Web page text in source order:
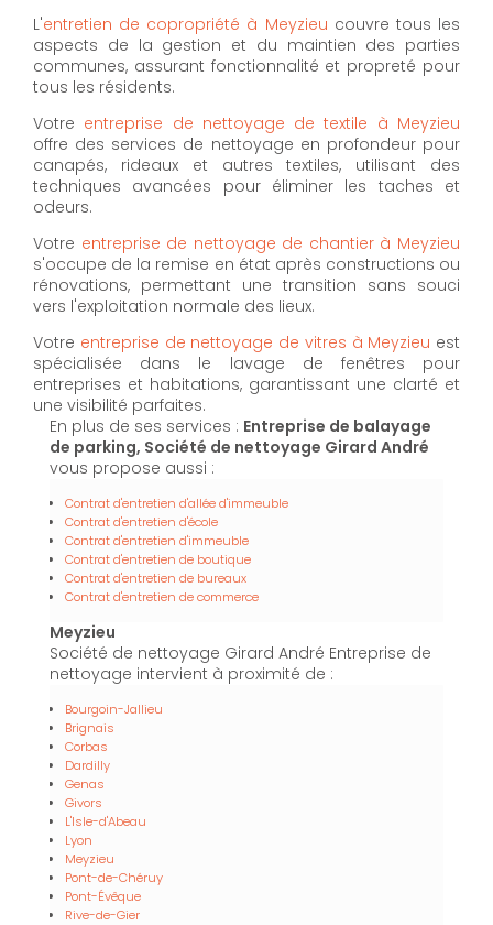
L'entretien de copropriété à Meyzieu couvre tous les
aspects de la gestion et du maintien des parties
communes, assurant fonctionnalité et propreté pour
tous les résidents.
Votre entreprise de nettoyage de textile à Meyzieu
offre des services de nettoyage en profondeur pour
canapés, rideaux et autres textiles, utilisant des
techniques avancées pour éliminer les taches et
odeurs.
Votre entreprise de nettoyage de chantier à Meyzieu
s'occupe de la remise en état après constructions ou
rénovations, permettant une transition sans souci
vers l'exploitation normale des lieux.
Votre entreprise de nettoyage de vitres à Meyzieu est
spécialisée dans le lavage de fenêtres pour
entreprises et habitations, garantissant une clarté et
une visibilité parfaites.
En plus de ses services : Entreprise de balayage
de parking, Société de nettoyage Girard André
vous propose aussi :
Contrat d'entretien d'allée d'immeuble
Contrat d'entretien d'école
Contrat d'entretien d'immeuble
Contrat d'entretien de boutique
Contrat d'entretien de bureaux
Contrat d'entretien de commerce
Meyzieu
Société de nettoyage Girard André Entreprise de
nettoyage intervient à proximité de :
Bourgoin-Jallieu
Brignais
Corbas
Dardilly
Genas
Givors
L'Isle-d'Abeau
Lyon
Meyzieu
Pont-de-Chéruy
Pont-Évêque
Rive-de-Gier